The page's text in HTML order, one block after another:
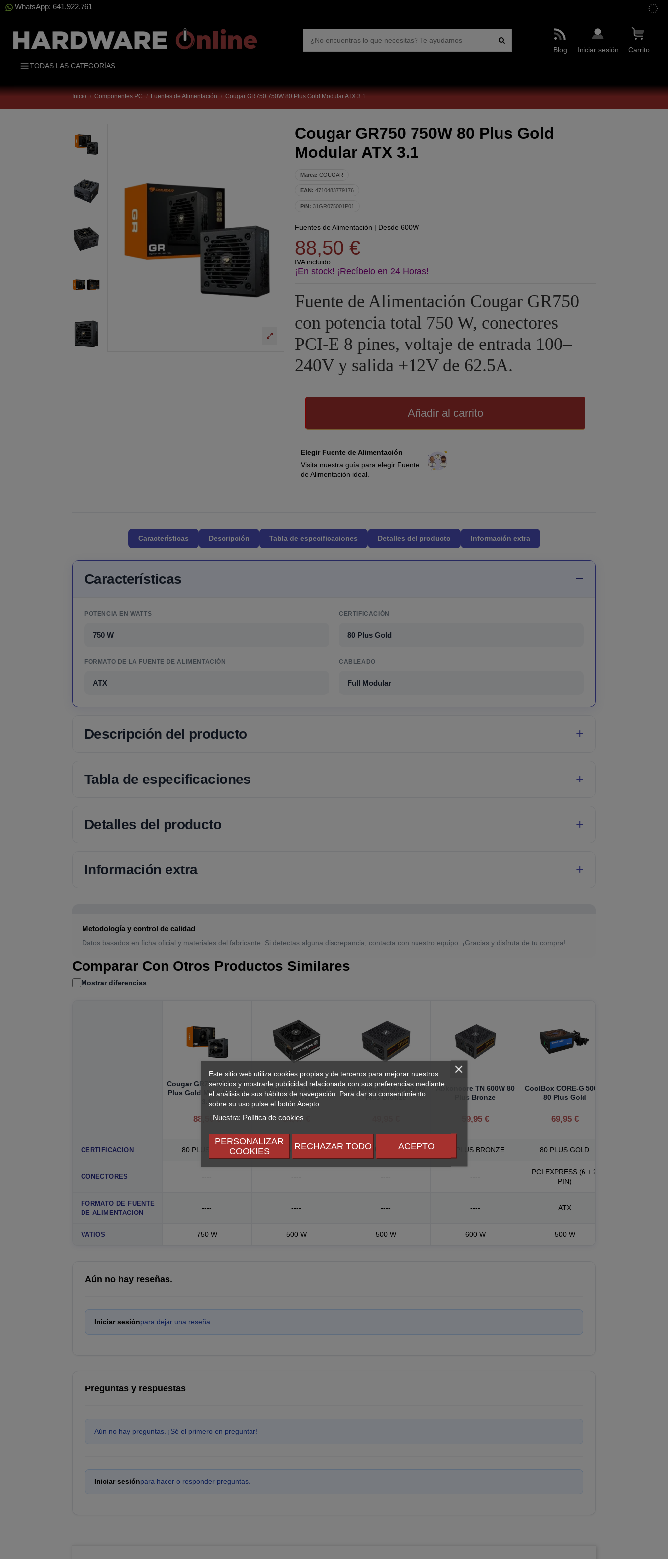
WhatsApp: 641.922.761
Blog Iniciar sesión Carrito
Este sitio web utiliza cookies propias y de terceros para mejorar nuestros
servicios y mostrarle publicidad relacionada con sus preferencias mediante
el análisis de sus hábitos de navegación. Para dar su consentimiento
sobre su uso pulse el botón Acepto.
Nuestra: Política de cookies
PERSONALIZAR
COOKIES
RECHAZAR TODO ACEPTO
TODAS LAS CATEGORÍAS
Inicio Componentes PC Fuentes de Alimentación Cougar GR750 750W 80 Plus Gold Modular ATX 3.1
Cougar GR750 750W 80 Plus Gold
Modular ATX 3.1
Marca: COUGAR
EAN: 4710483779176
P/N: 31GR075001P01
Fuentes de Alimentación | Desde 600W
88,50 €
IVA incluido
¡En stock! ¡Recíbelo en 24 Horas!
Fuente de Alimentación Cougar GR750
con potencia total 750 W, conectores
PCI-E 8 pines, voltaje de entrada 100–
240V y salida +12V de 62.5A.
Añadir al carrito
Elegir Fuente de Alimentación
Visita nuestra guía para elegir Fuente
de Alimentación ideal.
Características Descripción Tabla de especificaciones Detalles del producto Información extra
Características
POTENCIA EN WATTS
750 W
CERTIFICACIÓN
80 Plus Gold
FORMATO DE LA FUENTE DE ALIMENTACIÓN
ATX
CABLEADO
Full Modular
Descripción del producto
Tabla de especificaciones
Detalles del producto
Información extra
Metodología y control de calidad
Datos basados en ficha oficial y materiales del fabricante. Si detectas alguna discrepancia, contacta con nuestro equipo. ¡Gracias y disfruta de tu compra!
Comparar Con Otros Productos Similares
Mostrar diferencias
Cougar GR750 750W 80
Plus Gold Modular ATX
3.1
88,50 €
Abkoncore Mighty
500W 80 Plus
34,47 €
Abkoncore TN 500W 80
Plus Bronze
Abkoncore TN 600W 80
Plus Bronze
59,95 €
CoolBox CORE-G 500W
80 Plus Gold
69,95 €
CERTIFICACION 80 PLUS GOLD 80 PLUS ESTANDAR 80 PLUS BRONZE 80 PLUS BRONZE 80 PLUS GOLD
CONECTORES ---- ---- ---- ----
PCI EXPRESS (6 + 2
PIN)
FORMATO DE FUENTE
DE ALIMENTACION
---- ---- ---- ---- ATX
VATIOS 750 W 500 W 500 W 600 W 500 W
Aún no hay reseñas.
Iniciar sesiónpara dejar una reseña.
Preguntas y respuestas
Aún no hay preguntas. ¡Sé el primero en preguntar!
Iniciar sesiónpara hacer o responder preguntas.